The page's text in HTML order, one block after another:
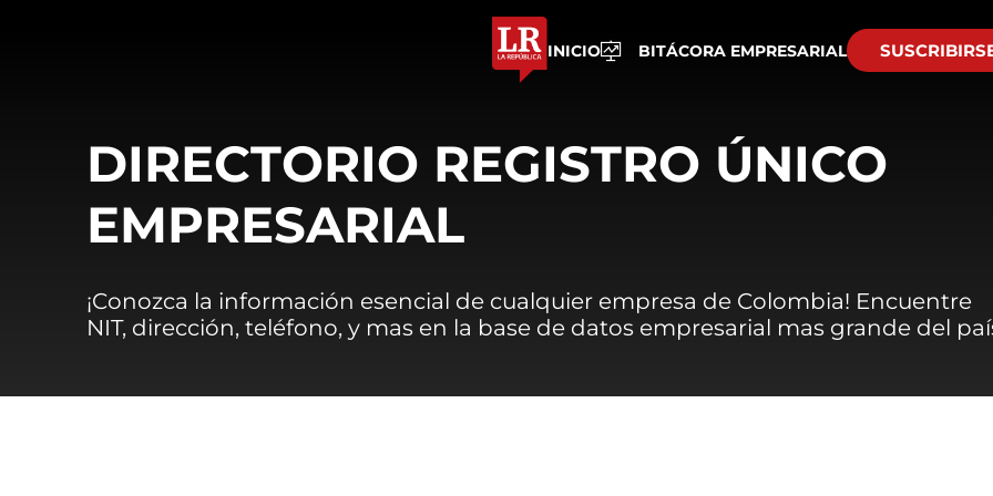
INICIO BITÁCORA EMPRESARIAL
DIRECTORIO REGISTRO ÚNICO
EMPRESARIAL
¡Conozca la información esencial de cualquier empresa de Colombia! Encuentre
NIT, dirección, teléfono, y mas en la base de datos empresarial mas grande del